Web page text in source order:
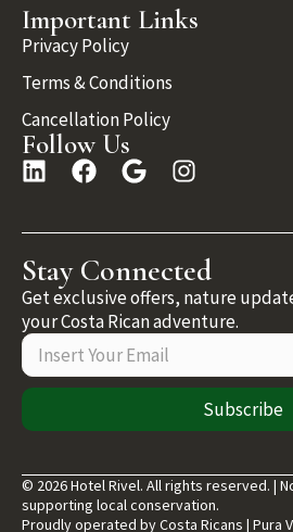
Important Links
Privacy Policy
Terms & Conditions
Cancellation Policy
Follow Us
Stay Connected
Get exclusive offers, nature
your Costa Rican adventure.
Subscribe
© 2026 Hotel Rivel. All rights reserved. |
supporting local conservation.
Proudly operated by Costa Ricans | Pura